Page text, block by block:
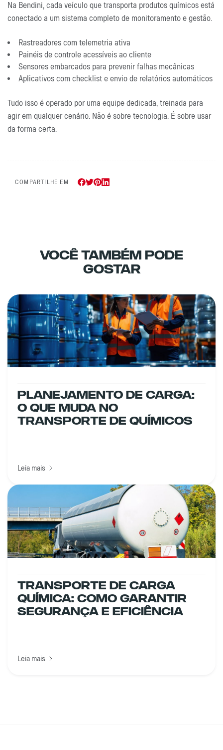
Na Bendini, cada veículo que transporta produtos químicos está
conectado a um sistema completo de monitoramento e gestão.
Rastreadores com telemetria ativa
Painéis de controle acessíveis ao cliente
Sensores embarcados para prevenir falhas mecânicas
Aplicativos com checklist e envio de relatórios automáticos
Tudo isso é operado por uma equipe dedicada, treinada para
agir em qualquer cenário. Não é sobre tecnologia. É sobre usar
da forma certa.
COMPARTILHE EM
Você Também Pode
Gostar
Planejamento De Carga:
O Que Muda No
Transporte De Químicos
Leia mais
Transporte De Carga
Química: Como Garantir
Segurança E Eficiência
Leia mais